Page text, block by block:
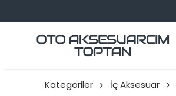
Kategoriler İç Aksesuar